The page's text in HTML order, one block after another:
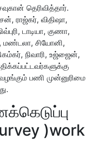
தெரிவித்தார்.
ராஜ்கர், விதிஷா,
டாடியா, குணா,
மண்டலா, சியோனி,
நிவாரி, உஜ்ஜைன்,
பணி முன்னுரிமை
)work